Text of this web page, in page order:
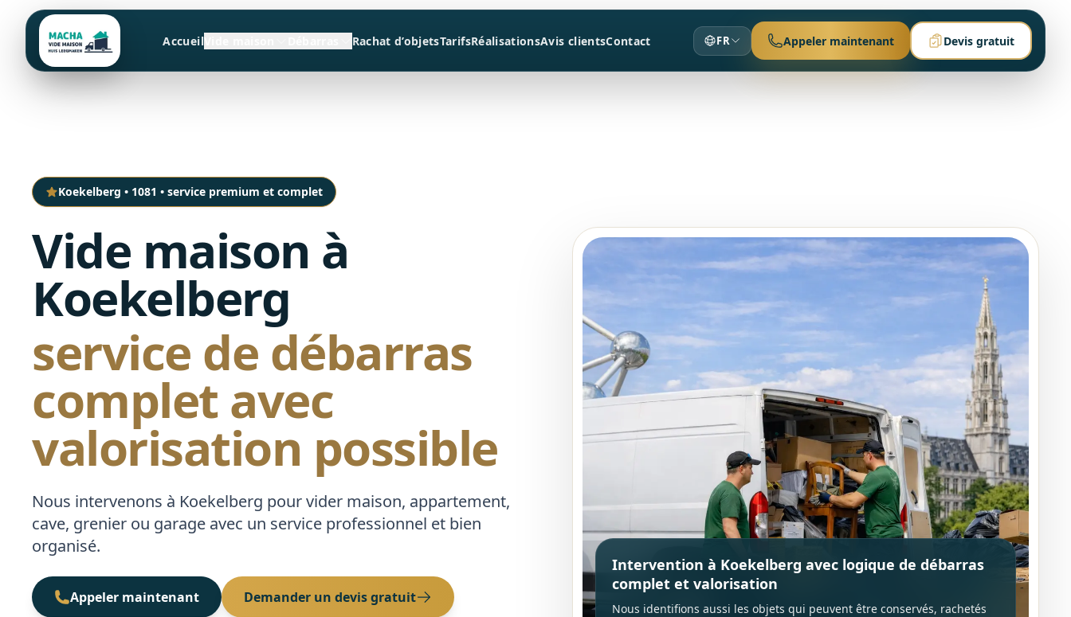
AccueilVide maison Rachat d’objetsTarifsRéalisationsAvis clientsContact FR Appeler maintenant Devis gratuit
Koekelberg • 1081 • service premium et complet
Vide maison à
Koekelberg
service de débarras
complet avec
valorisation possible
Nous intervenons à Koekelberg pour vider maison, appartement,
cave, grenier ou garage avec un service professionnel et bien
organisé.
Appeler maintenant Demander un devis gratuit
Intervention à Koekelberg avec logique de débarras
complet et valorisation
Nous identifions aussi les objets qui peuvent être conservés, rachetés